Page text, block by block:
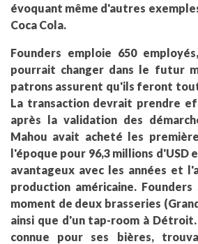
évoquant même d'autres
Coca Cola.
Founders emploie 650
pourrait changer dans le futur
patrons assurent qu'ils feront
La transaction devrait prendre
après la validation des
Mahou avait acheté les
l'époque pour 96,3 millions d'USD
avantageux avec les années et
production américaine.
moment de deux brasseries
ainsi que d'un tap-room à
connue pour ses bières,